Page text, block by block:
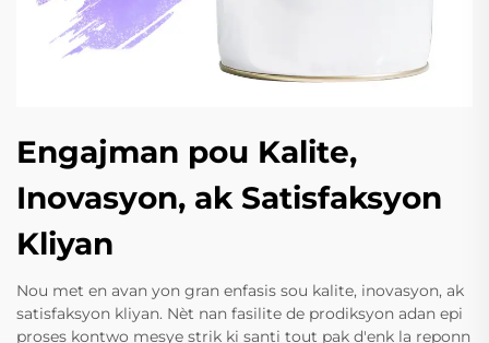
Engajman pou Kalite,
Inovasyon, ak Satisfaksyon
Kliyan
Nou met en avan yon gran enfasis sou kalite, inovasyon, ak
satisfaksyon kliyan. Nèt nan fasilite de prodiksyon adan epi
proses kontwo mesye strik ki santi tout pak d'enk la reponn